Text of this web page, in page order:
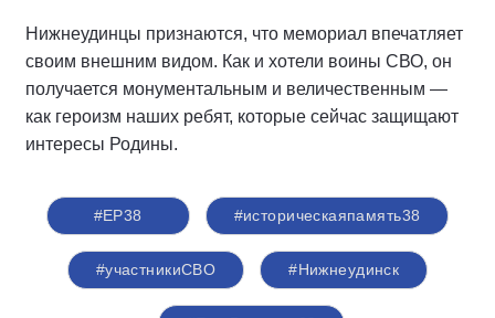
Нижнеудинцы признаются, что мемориал впечатляет
своим внешним видом. Как и хотели воины СВО, он
получается монументальным и величественным —
как героизм наших ребят, которые сейчас защищают
интересы Родины.
#ЕР38 #историческаяпамять38
#участникиСВО #Нижнеудинск